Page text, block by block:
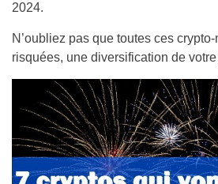
2024.
N’oubliez pas que toutes ces
risquées, une diversification de